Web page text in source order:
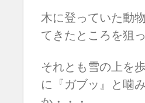
木に登っていた動
てきたところを狙
それとも雪の上を
に『ガブッ』と噛